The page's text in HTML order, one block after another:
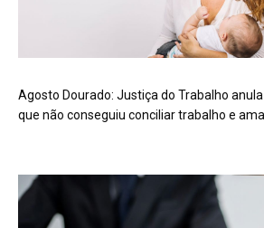
Agosto Dourado: Justiça do Trabalho
que não conseguiu conciliar trabalho e